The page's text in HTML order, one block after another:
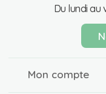
Du lundi au
Mon compte